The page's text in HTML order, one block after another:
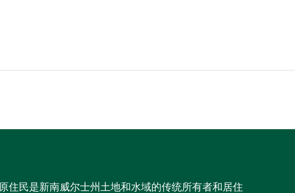
住民是新南威尔士州土地和水域的传统所有者和居住